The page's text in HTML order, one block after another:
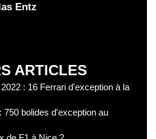
Entz
ARTICLES
: 16 Ferrari d'exception à la
bolides d'exception au